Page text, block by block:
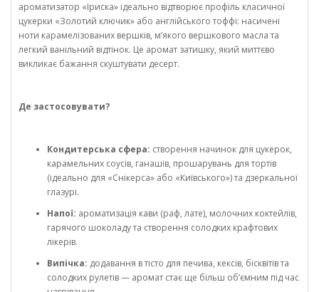
ароматизатор «Іриска» ідеально відтворює профіль класичної
цукерки «Золотий ключик» або англійського тоффі: насичені
ноти карамелізованих вершків, м’якого вершкового масла та
легкий ванільний відтінок. Це аромат затишку, який миттєво
викликає бажання скуштувати десерт.
Де застосовувати?
Кондитерська сфера: створення начинок для цукерок,
карамельних соусів, ганашів, прошарувань для тортів
(ідеально для «Снікерса» або «Київського») та дзеркальної
глазурі.
Напої: ароматизація кави (раф, лате), молочних коктейлів,
гарячого шоколаду та створення солодких крафтових
лікерів.
Випічка: додавання в тісто для печива, кексів, бісквітів та
солодких рулетів — аромат стає ще більш об’ємним під час